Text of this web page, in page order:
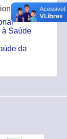
à Saúde
da